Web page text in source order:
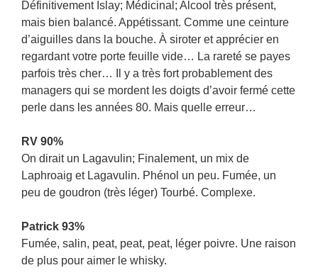
Définitivement Islay; Médicinal; Alcool très présent,
mais bien balancé. Appétissant. Comme une ceinture
d’aiguilles dans la bouche. À siroter et apprécier en
regardant votre porte feuille vide… La rareté se payes
parfois très cher… Il y a très fort probablement des
managers qui se mordent les doigts d’avoir fermé cette
perle dans les années 80. Mais quelle erreur…
RV 90%
On dirait un Lagavulin; Finalement, un mix de
Laphroaig et Lagavulin. Phénol un peu. Fumée, un
peu de goudron (très léger) Tourbé. Complexe.
Patrick 93%
Fumée, salin, peat, peat, peat, léger poivre. Une raison
de plus pour aimer le whisky.